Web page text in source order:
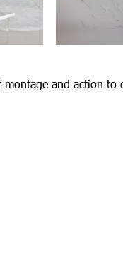
montage and action